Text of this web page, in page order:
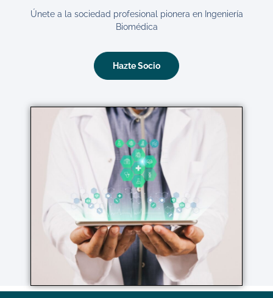
Únete a la sociedad profesional pionera en Ingeniería
Biomédica
Hazte Socio